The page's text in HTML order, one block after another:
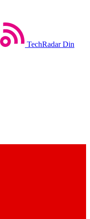
TechRadar Din